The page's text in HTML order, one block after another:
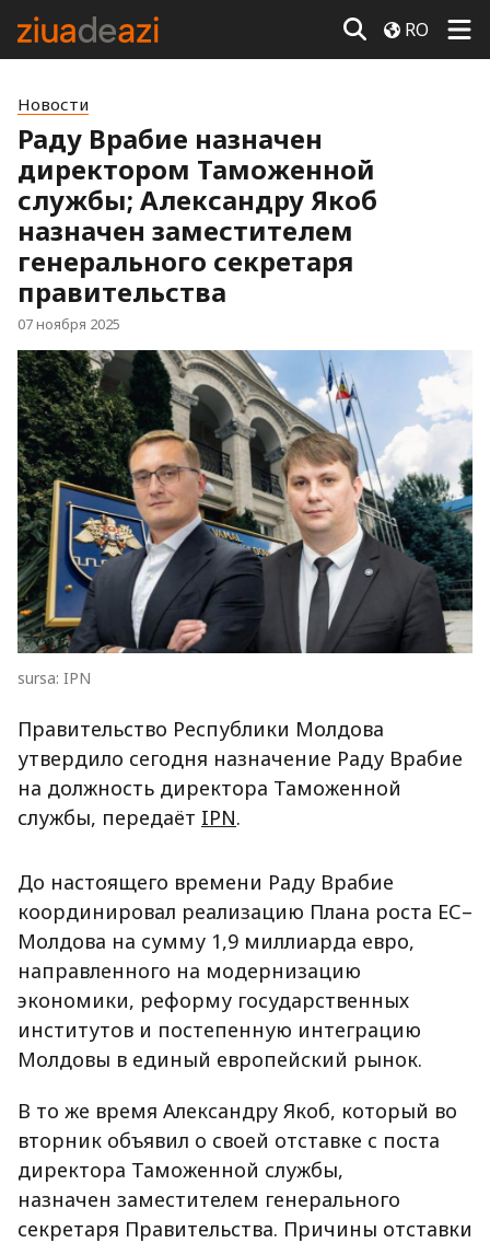
RO
Новости
Раду Врабие назначен
директором Таможенной
службы; Александру Якоб
назначен заместителем
генерального секретаря
правительства
07 ноября 2025
sursa: IPN
Правительство Республики Молдова
утвердило сегодня назначение Раду Врабие
на должность директора Таможенной
службы, передаёт IPN.
До настоящего времени Раду Врабие
координировал реализацию Плана роста ЕС–
Молдова на сумму 1,9 миллиарда евро,
направленного на модернизацию
экономики, реформу государственных
институтов и постепенную интеграцию
Молдовы в единый европейский рынок.
В то же время Александру Якоб, который во
вторник объявил о своей отставке с поста
директора Таможенной службы,
назначен заместителем генерального
секретаря Правительства. Причины отставки